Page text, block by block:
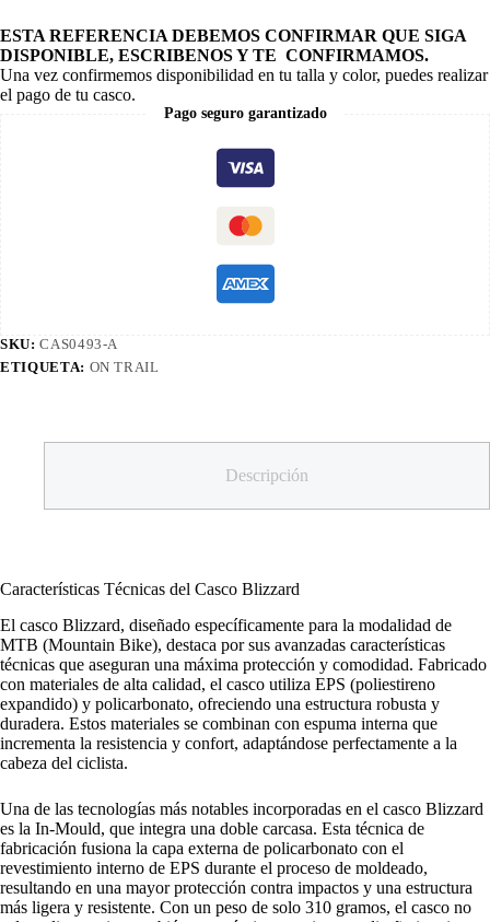
ESTA REFERENCIA DEBEMOS CONFIRMAR QUE SIGA
DISPONIBLE, ESCRIBENOS Y TE CONFIRMAMOS.
Una vez confirmemos disponibilidad en tu talla y color, puedes realizar
el pago de tu casco.
Pago seguro garantizado
SKU:CAS0493-A
ETIQUETA: ON TRAIL
Descripción
Características Técnicas del Casco Blizzard
El casco Blizzard, diseñado específicamente para la modalidad de
MTB (Mountain Bike), destaca por sus avanzadas características
técnicas que aseguran una máxima protección y comodidad. Fabricado
con materiales de alta calidad, el casco utiliza EPS (poliestireno
expandido) y policarbonato, ofreciendo una estructura robusta y
duradera. Estos materiales se combinan con espuma interna que
incrementa la resistencia y confort, adaptándose perfectamente a la
cabeza del ciclista.
Una de las tecnologías más notables incorporadas en el casco Blizzard
es la In-Mould, que integra una doble carcasa. Esta técnica de
fabricación fusiona la capa externa de policarbonato con el
revestimiento interno de EPS durante el proceso de moldeado,
resultando en una mayor protección contra impactos y una estructura
más ligera y resistente. Con un peso de solo 310 gramos, el casco no